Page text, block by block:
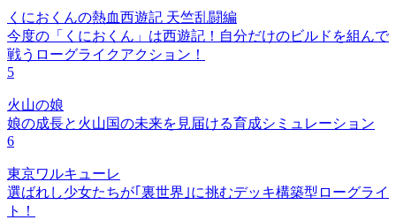
くにおくんの熱血西遊記 天竺乱闘編
今度の「くにおくん」は西遊記！自分だけのビルドを組んで
戦うローグライクアクション！
5
火山の娘
娘の成長と火山国の未来を見届ける育成シミュレーション
6
東京ワルキューレ
選ばれし少女たちが｢裏世界｣に挑むデッキ構築型ローグライ
ト！